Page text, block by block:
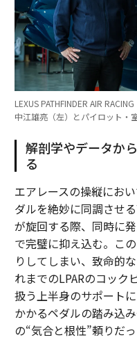
LEXUS PATHFINDER AIR
中江雄亮（左）とパイロット・
解剖学やデータか
る
エアレースの操縦にお
ダルを絶妙に同調させ
が旋回する際、同時に
で完璧に抑え込む。こ
りしてしまい、致命的
れまでのLPARのコック
扱う上半身のサポート
かかるペダルの踏み込
の“気合と根性”頼りだっ